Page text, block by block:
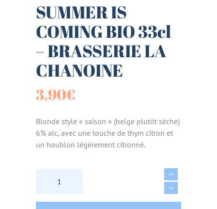
SUMMER IS
COMING BIO 33cl
– BRASSERIE LA
CHANOINE
3,90€
Blonde style « saison » (belge plutôt sèche)
6% alc, avec une touche de thym citron et
un houblon légèrement citronné.
SUMMER IS COMING BIO 33cl - BRASSERIE